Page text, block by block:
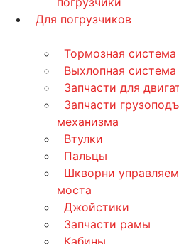
Для погрузчиков
Тормозная система
Выхлопная система
Запчасти для
Запчасти
механизма
Втулки
Пальцы
Шкворни
моста
Джойстики
Запчасти рамы
Кабины